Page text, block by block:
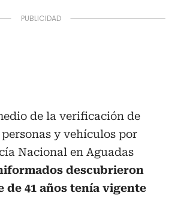
de la verificación de
y vehículos por
Nacional en Aguadas
descubrieron
de 41 años tenía vigente